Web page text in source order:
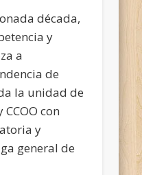
década,
y
a
de
la unidad de
con
y
general de